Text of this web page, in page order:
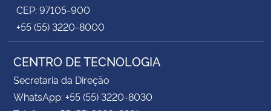
CEP: 97105-900
+55 (55) 3220-8000
CENTRO DE TECNOLOGIA
Secretaria da Direção
WhatsApp: +55 (55) 3220-8030